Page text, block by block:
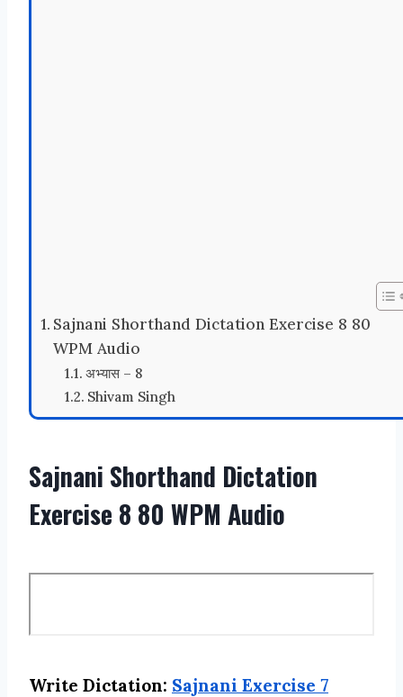
Sajnani Shorthand Dictation Exercise 8 80
WPM Audio
अभ्यास – 8
Shivam Singh
Sajnani Shorthand Dictation
Exercise 8 80 WPM Audio
Write Dictation: Sajnani Exercise 7